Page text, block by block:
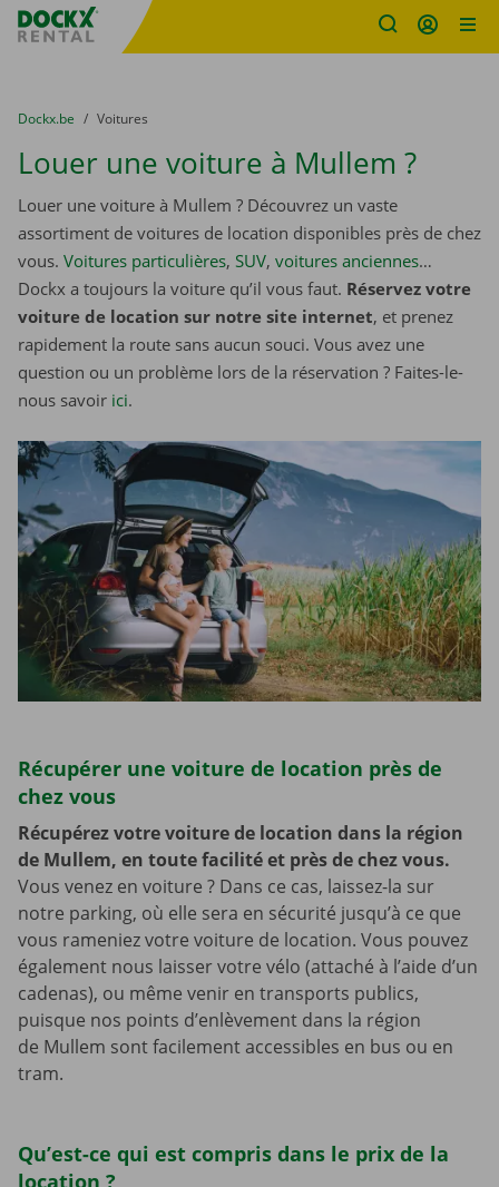
sitename
You are here:
du
Dockx.be to
Voitures
Louer une voiture à Mullem ?
Louer une voiture à Mullem ? Découvrez un vaste
assortiment de voitures de location disponibles près de chez
vous. Voitures particulières, SUV, voitures anciennes…
Dockx a toujours la voiture qu’il vous faut. Réservez votre
voiture de location sur notre site internet, et prenez
rapidement la route sans aucun souci. Vous avez une
question ou un problème lors de la réservation ? Faites-le-
nous savoir ici.
Récupérer une voiture de location près de
chez vous
Récupérez votre voiture de location dans la région
de Mullem, en toute facilité et près de chez vous.
Vous venez en voiture ? Dans ce cas, laissez-la sur
notre parking, où elle sera en sécurité jusqu’à ce que
vous rameniez votre voiture de location. Vous pouvez
également nous laisser votre vélo (attaché à l’aide d’un
cadenas), ou même venir en transports publics,
puisque nos points d’enlèvement dans la région
de Mullem sont facilement accessibles en bus ou en
tram.
Qu’est-ce qui est compris dans le prix de la
location ?